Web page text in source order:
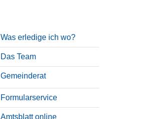
Was erledige ich wo?
Das Team
Gemeinderat
Formularservice
Amtsblatt online